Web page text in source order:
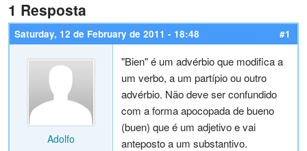
1 Resposta
Saturday, 12 de February de 2011 - 18:48 #1
Adolfo
"Bien" é um advérbio que modifica a
um verbo, a um partípio ou outro
advérbio. Não deve ser confundido
com a forma apocopada de bueno
(buen) que é um adjetivo e vai
anteposto a um substantivo.